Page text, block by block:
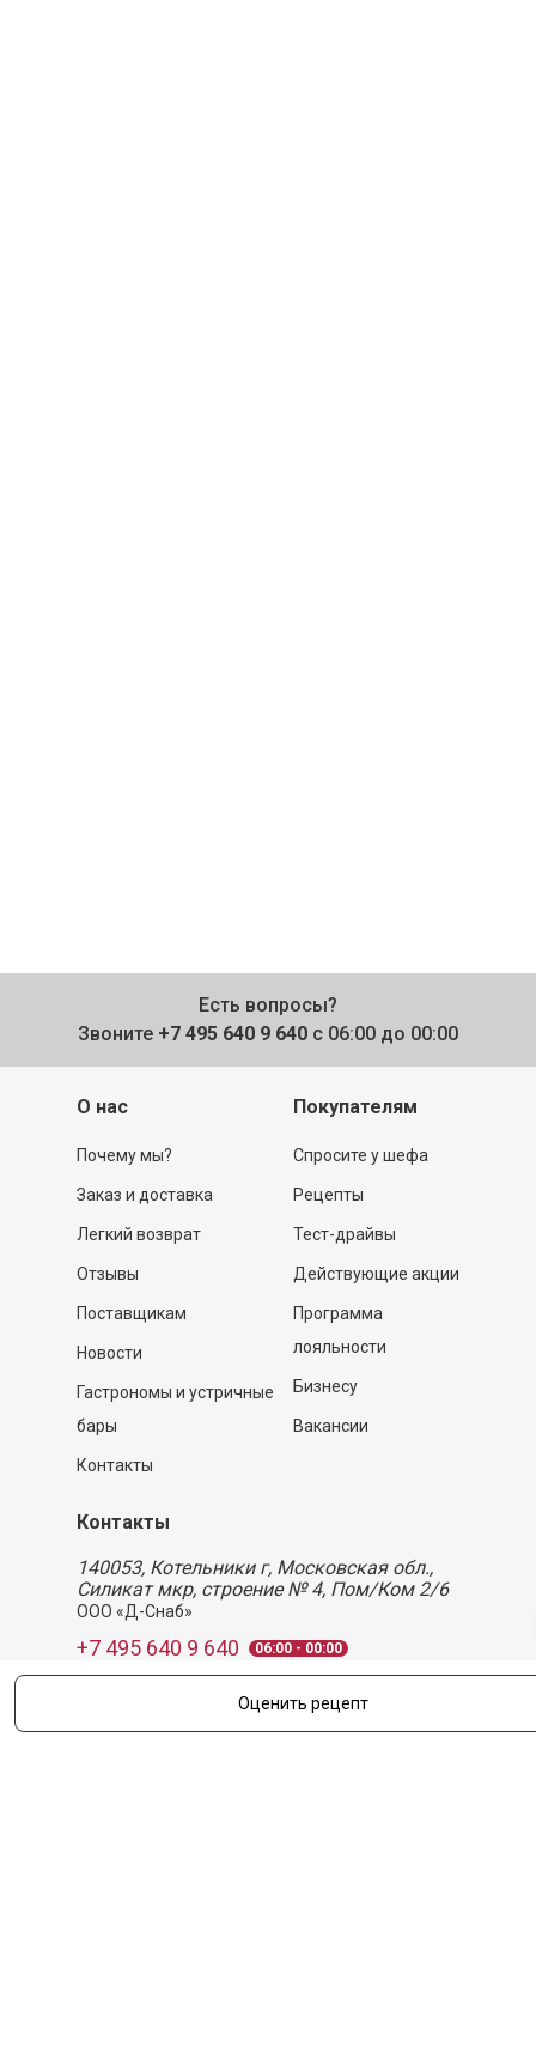
Оценить рецепт
Есть вопросы?
Звоните +7 495 640 9 640 с 06:00 до 00:00
О нас
Почему мы?
Заказ и доставка
Легкий возврат
Отзывы
Поставщикам
Новости
Гастрономы и устричные
бары
Контакты
Покупателям
Спросите у шефа
Рецепты
Тест-драйвы
Действующие акции
Программа
лояльности
Бизнесу
Вакансии
Контакты
140053, Котельники г, Московская обл.,
Силикат мкр, строение № 4, Пом/Ком 2/6
ООО «Д-Снаб»
+7 495 640 9 640 06:00 - 00:00